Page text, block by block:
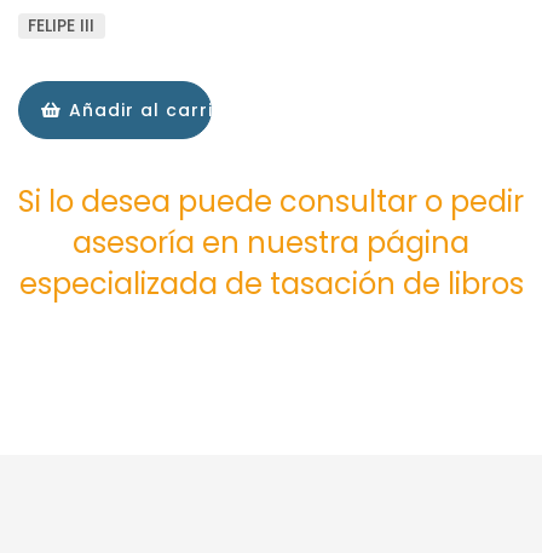
FELIPE III
Añadir al carrito
Si lo desea puede consultar o pedir
asesoría en nuestra página
especializada de tasación de libros